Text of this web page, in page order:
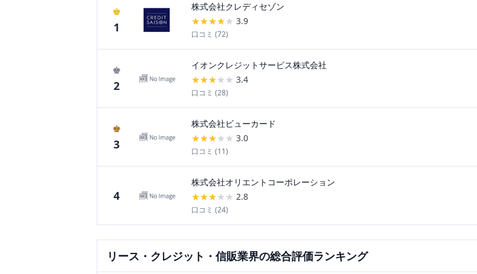
♚
1
株式会社クレディセゾン
★★★★★ 3.9
口コミ (72)
♚
2
イオンクレジットサービス株式会社
★★★★ ★ 3.4
口コミ (28)
♚
3
株式会社ビューカード
★★★★ ★ 3.0
口コミ (11)
4
株式会社オリエントコーポレーション
★★★★ ★ 2.8
口コミ (24)
リース・クレジット・信販業界の総合評価ランキング